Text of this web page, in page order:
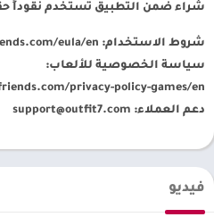
شراء ضمن التطبيق تستخدم نقوداً
شروط الاستخدام: https://talkingtomandfriends.com/eula/en/
سياسة الخصوصية للألعاب:
privacy-policy-games/en
دعم العملاء: support@outfit7.com
فيديو